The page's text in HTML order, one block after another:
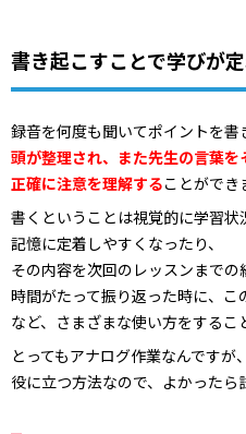
書き起こすことで学びが
録音を何度も聞いてポイントを書
頭が整理され、また先生の言葉を
正確に注意を理解することができ
書くということは視覚的に学習状
記憶に定着しやすくなったり、
その内容を次回のレッスンまでの
時間がたって振り返った時に、こ
など、さまざまな使い方をするこ
とってもアナログ作業なんですが、
役に立つ方法なので、よかったら